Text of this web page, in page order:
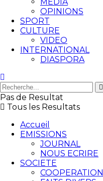
OPINIONS
SPORT
CULTURE
VIDEO
INTERNATIONAL
DIASPORA
Pas de Resultat
Tous les Resultats
Accueil
EMISSIONS
JOURNAL
NOUS ECRIRE
SOCIETE
COOPERATION